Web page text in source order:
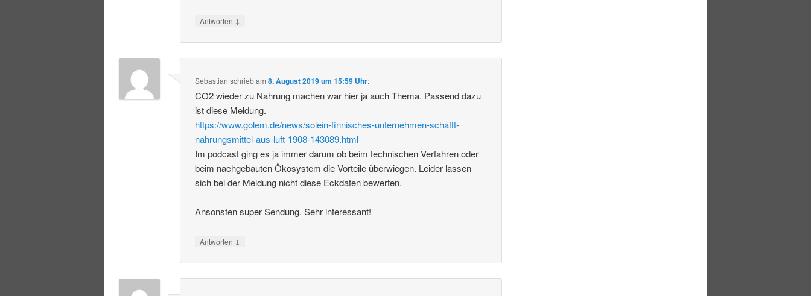
Antworten ↓
Sebastian schriebam8. August 2019 um 15:59 Uhr:
CO2 wieder zu Nahrung machen war hier ja auch Thema. Passend dazu
ist diese Meldung.
https://www.golem.de/news/solein-finnisches-unternehmen-schafft-
nahrungsmittel-aus-luft-1908-143089.html
Im podcast ging es ja immer darum ob beim technischen Verfahren oder
beim nachgebauten Ökosystem die Vorteile überwiegen. Leider lassen
sich bei der Meldung nicht diese Eckdaten bewerten.
Ansonsten super Sendung. Sehr interessant!
Antworten ↓